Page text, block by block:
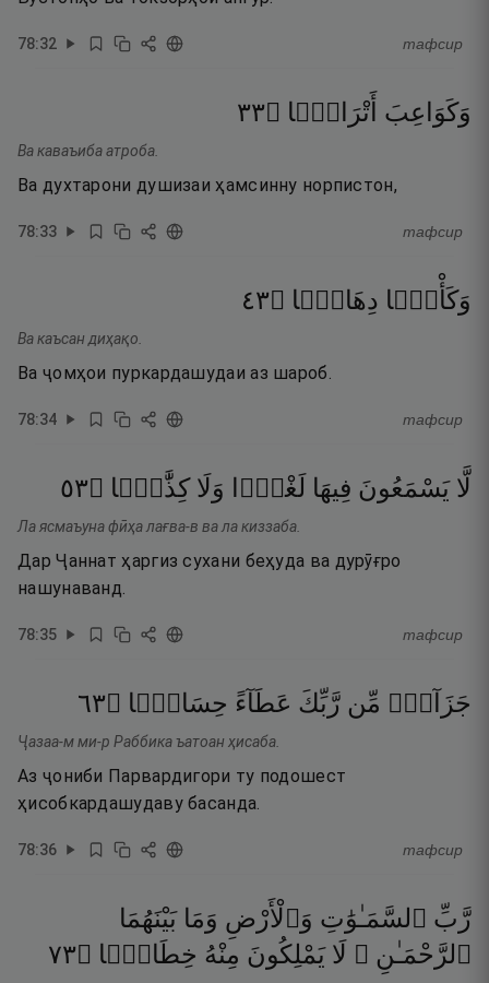
78:32 тафсир
وَكَوَاعِبَ أَتْرَابًۭا ۝٣٣
Ва каваъиба атроба.
Ва духтарони душизаи ҳамсинну норпистон,
78:33 тафсир
وَكَأْسًۭا دِهَاقًۭا ۝٣٤
Ва каъсан диҳақо.
Ва ҷомҳои пуркардашудаи аз шароб.
78:34 тафсир
لَّا يَسْمَعُونَ فِيهَا لَغْوًۭا وَلَا كِذَّٰبًۭا ۝٣٥
Ла ясмаъуна фӣҳа лағва-в ва ла киззаба.
Дар Ҷаннат ҳаргиз сухани беҳуда ва дурӯғро
нашунаванд.
78:35 тафсир
جَزَآءًۭ مِّن رَّبِّكَ عَطَآءً حِسَابًۭا ۝٣٦
Ҷазаа-м ми-р Раббика ъатоан ҳисаба.
Аз ҷониби Парвардигори ту подошест
ҳисобкардашудаву басанда.
78:36 тафсир
رَّبِّ ٱلسَّمَـٰوَٰتِ وَٱلْأَرْضِ وَمَا بَيْنَهُمَا
ٱلرَّحْمَـٰنِ ۖ لَا يَمْلِكُونَ مِنْهُ خِطَابًۭا ۝٣٧